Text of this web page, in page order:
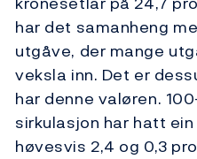
har det samanheng
utgåve, der mange
veksla inn. Det er
har denne valøren.
sirkulasjon har hatt
høvesvis 2,4 og 0,3